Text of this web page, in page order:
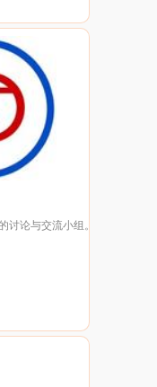
讨论与交流小组。